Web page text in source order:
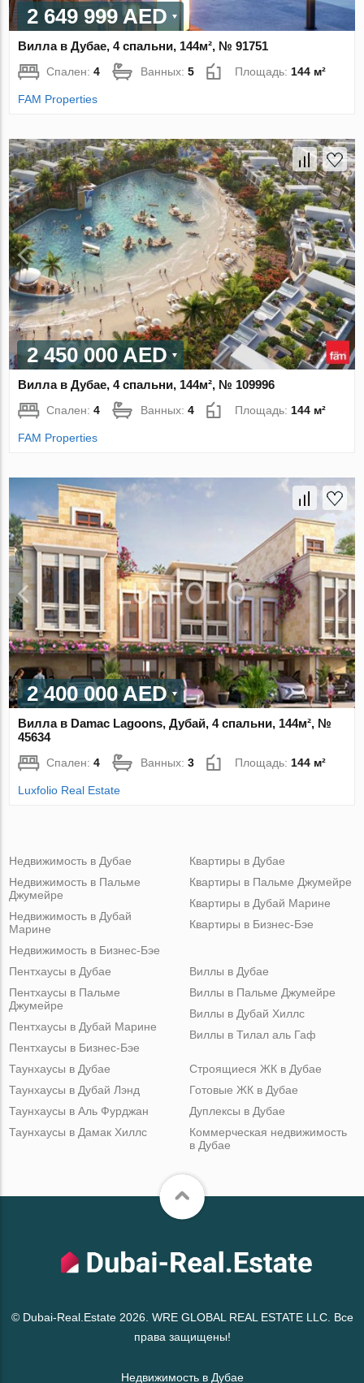
2 649 999 AED
Вилла в Дубае, 4 спальни, 144м², № 91751
Спален:4 Ванных:5 Площадь: 144 м²
FAM Properties
2 450 000 AED
Вилла в Дубае, 4 спальни, 144м², № 109996
Спален:4 Ванных:4 Площадь: 144 м²
FAM Properties
2 400 000 AED
Вилла в Damac Lagoons, Дубай, 4 спальни, 144м², №
45634
Спален:4 Ванных:3 Площадь: 144 м²
Luxfolio Real Estate
Недвижимость в Дубае
Недвижимость в Пальме
Джумейре
Недвижимость в Дубай
Марине
Недвижимость в Бизнес-Бэе
Квартиры в Дубае
Квартиры в Пальме Джумейре
Квартиры в Дубай Марине
Квартиры в Бизнес-Бэе
Пентхаусы в Дубае
Пентхаусы в Пальме
Джумейре
Пентхаусы в Дубай Марине
Пентхаусы в Бизнес-Бэе
Виллы в Дубае
Виллы в Пальме Джумейре
Виллы в Дубай Хиллс
Виллы в Тилал аль Гаф
Таунхаусы в Дубае
Таунхаусы в Дубай Лэнд
Таунхаусы в Аль Фурджан
Таунхаусы в Дамак Хиллс
Строящиеся ЖК в Дубае
Готовые ЖК в Дубае
Дуплексы в Дубае
Коммерческая недвижимость
в Дубае
© Dubai-Real.Estate 2026. WRE GLOBAL REAL ESTATE LLC. Все
права защищены!
Недвижимость в Дубае